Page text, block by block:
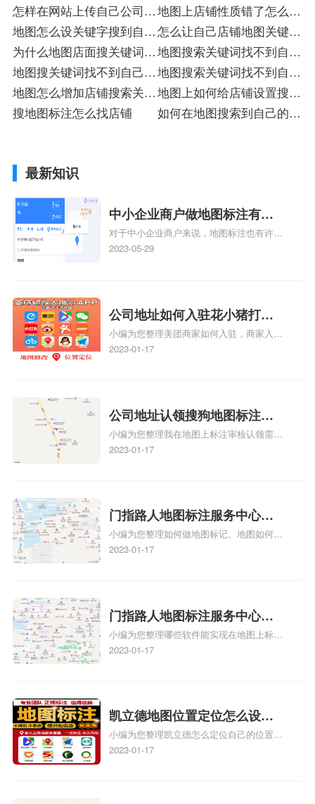
怎样在网站上传自己公司信
息
地图上店铺性质错了怎么改
店
地图怎么设关键字搜到自己
的店铺
怎么让自己店铺地图关键词
找到我
为什么地图店面搜关键词搜
不出来
地图搜索关键词找不到自己
店铺
地图搜关键词找不到自己店
铺
地图搜索关键词找不到自己
店入驻
地图怎么增加店铺搜索关键
词
地图上如何给店铺设置搜索
关键词
搜地图标注怎么找店铺
如何在地图搜索到自己的店
最新知识
中小企业商户做地图标注有什
么好处
对于中小企业商户来说，地图标注也有许多
好处，包括：提高可见性和曝光率：通过在
位置，增加商户被发现的机会。方便客户导
航：地图标注可以帮助客户更容易地找到商
户的实际位置。特别是对于新客户或不熟悉
该地区的客户来说，地图标注可以提供明确
图标注服务中心面的存在。对于一些客户来
说，实体指路人地
2023-05-29
公司地址如何入驻花小猪打车
地图标记？指路人地图标注服
务中心铺如何入驻花小猪打车
小编为您整理美团商家如何入驻，商家入驻
教程、商家如何入驻地图、如何入驻地:、
2023-01-17
公司地址认领搜狗地图标注多
久审核？公司地址认领地图标
注多久审核？
小编为您整理我在地图上标注审核认领需要
多久、我在地图上标注审核认领需要多久
情可查看下方正文！
2023-01-17
门指路人地图标注服务中心如
何做花小猪打车地图位置标
记？门指路人地图标注服务中
小编为您整理如何做地图标记、地图如何做
标记、so搜街景中如何做标记、360e启花贷
关地图标注知识，详情可查看下方正文！
2023-01-17
门指路人地图标注服务中心地
图位置地址标记？门指路人地
图标注服务中心苹果地图位置
小编为您整理哪些软件能实现在地图上标记
门指路人地图标注服务中心位置、门指路人
门指路人地图标注服务中心地址标注上地图
怎么弄相关地图标注知识，详情可查看下方
正文！
2023-01-17
凯立德地图位置定位怎么设置
自己的指路人地图标注服务中
心名？凯立德地图位置定位怎
小编为您整理凯立德怎么定位自己的位置
啊、手机凯立德地图定位怎么设置往上走、
2023-01-17